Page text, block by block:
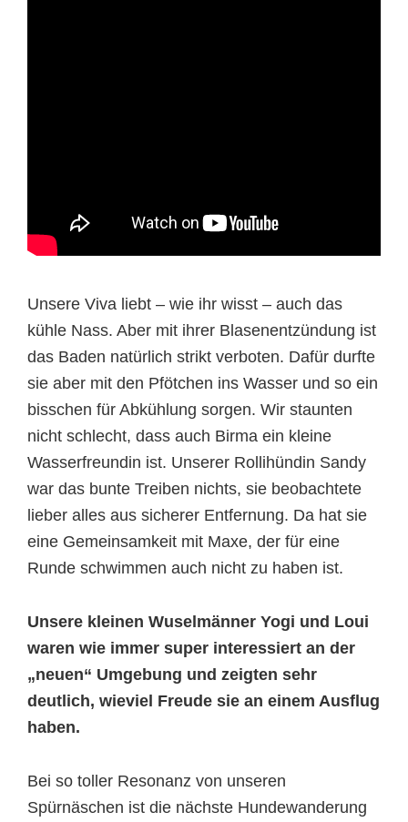
Unsere Viva liebt – wie ihr wisst – auch das
kühle Nass. Aber mit ihrer Blasenentzündung ist
das Baden natürlich strikt verboten. Dafür durfte
sie aber mit den Pfötchen ins Wasser und so ein
bisschen für Abkühlung sorgen. Wir staunten
nicht schlecht, dass auch Birma ein kleine
Wasserfreundin ist. Unserer Rollihündin Sandy
war das bunte Treiben nichts, sie beobachtete
lieber alles aus sicherer Entfernung. Da hat sie
eine Gemeinsamkeit mit Maxe, der für eine
Runde schwimmen auch nicht zu haben ist.
Unsere kleinen Wuselmänner Yogi und Loui
waren wie immer super interessiert an der
„neuen“ Umgebung und zeigten sehr
deutlich, wieviel Freude sie an einem Ausflug
haben.
Bei so toller Resonanz von unseren
Spürnäschen ist die nächste Hundewanderung